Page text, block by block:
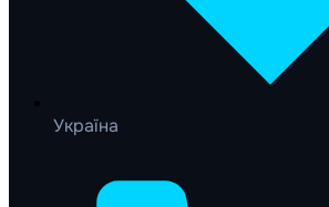
Україна